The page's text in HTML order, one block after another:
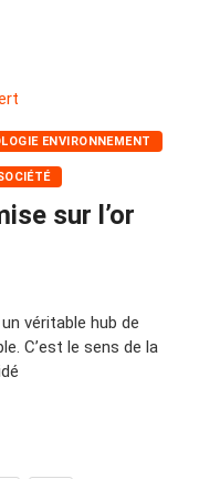
ENVIRONNEMENT
sur l’or
véritable hub de
C’est le sens de la